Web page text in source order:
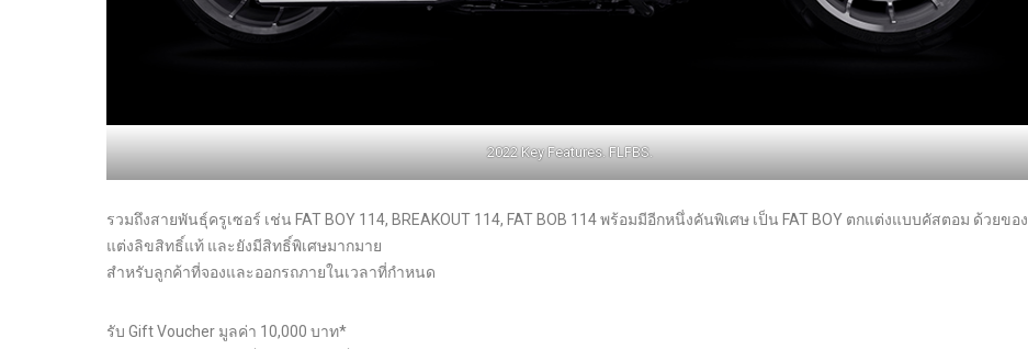
2022 Key Features. FLFBS.
รวมถึงสายพันธุ์ครูเซอร์ เช่น FAT BOY 114, BREAKOUT 114, FAT BOB 114 พร้อมมีอีกหนึ่งคันพิเศษ เป็น FAT BOY ตกแต่งแบบคัสตอม ด้วยของ
แต่งลิขสิทธิ์แท้ และยังมีสิทธิ์พิเศษมากมาย
สำหรับลูกค้าที่จองและออกรถภายในเวลาที่กำหนด
รับ Gift Voucher มูลค่า 10,000 บาท*